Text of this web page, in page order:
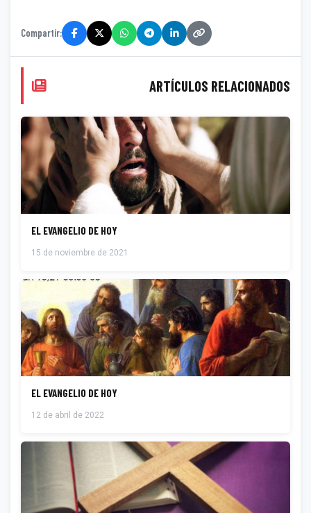
Compartir:
ARTÍCULOS RELACIONADOS
EL EVANGELIO DE HOY
15 de noviembre de 2021
EL EVANGELIO DE HOY
12 de abril de 2022